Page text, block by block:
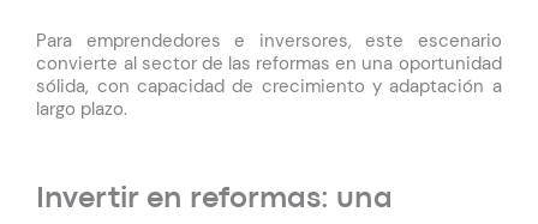
Para emprendedores e inversores, este escenario
convierte al sector de las reformas en una oportunidad
sólida, con capacidad de crecimiento y adaptación a
largo plazo.
Invertir en reformas: una